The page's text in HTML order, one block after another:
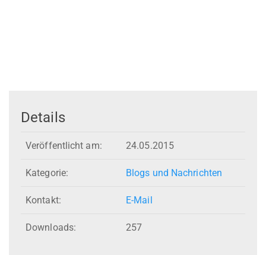
Details
Veröffentlicht am: 24.05.2015
Kategorie: Blogs und Nachrichten
Kontakt: E-Mail
Downloads: 257